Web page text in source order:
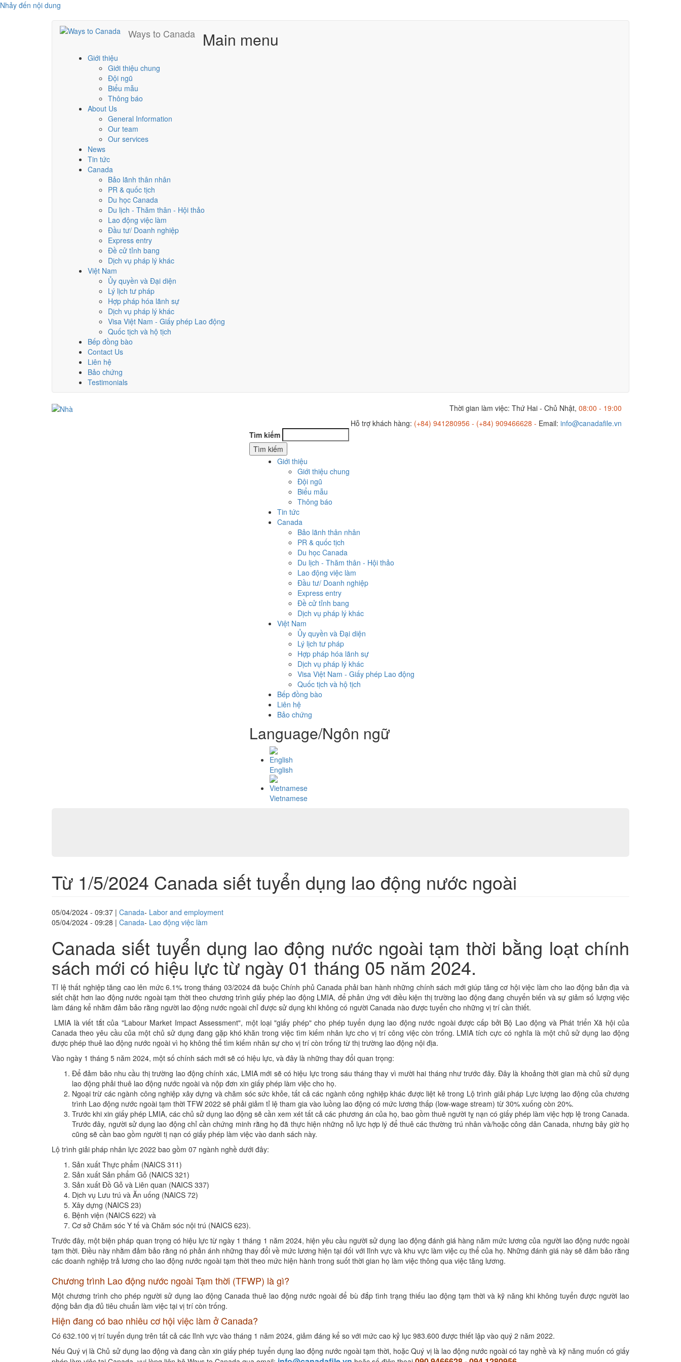
Nhảy đến nội dung
Ways to Canada Main menu
Giới thiệu
Giới thiệu chung
Đội ngũ
Biểu mẫu
Thông báo
About Us
General Information
Our team
Our services
News
Tin tức
Canada
Bảo lãnh thân nhân
PR & quốc tịch
Du học Canada
Du lịch - Thăm thân - Hội thảo
Lao động việc làm
Đầu tư/ Doanh nghiệp
Express entry
Đề cử tỉnh bang
Dịch vụ pháp lý khác
Việt Nam
Ủy quyền và Đại diện
Lý lịch tư pháp
Hợp pháp hóa lãnh sự
Dịch vụ pháp lý khác
Visa Việt Nam - Giấy phép Lao động
Quốc tịch và hộ tịch
Bếp đồng bào
Contact Us
Liên hệ
Bảo chứng
Testimonials
Thời gian làm việc: Thứ Hai - Chủ Nhật, 08:00 - 19:00
Hỗ trợ khách hàng: (+84) 941280956 - (+84) 909466628 - Email: info@canadafile.vn
Tìm kiếm
Giới thiệu
Giới thiệu chung
Đội ngũ
Biểu mẫu
Thông báo
Tin tức
Canada
Bảo lãnh thân nhân
PR & quốc tịch
Du học Canada
Du lịch - Thăm thân - Hội thảo
Lao động việc làm
Đầu tư/ Doanh nghiệp
Express entry
Đề cử tỉnh bang
Dịch vụ pháp lý khác
Việt Nam
Ủy quyền và Đại diện
Lý lịch tư pháp
Hợp pháp hóa lãnh sự
Dịch vụ pháp lý khác
Visa Việt Nam - Giấy phép Lao động
Quốc tịch và hộ tịch
Bếp đồng bào
Liên hệ
Bảo chứng
Language/Ngôn ngữ
English
Vietnamese
Từ 1/5/2024 Canada siết tuyển dụng lao động nước ngoài
05/04/2024 - 09:37 | Canada- Labor and employment
05/04/2024 - 09:28 | Canada- Lao động việc làm
Canada siết tuyển dụng lao động nước ngoài tạm thời bằng loạt chính
sách mới có hiệu lực từ ngày 01 tháng 05 năm 2024.
Tỉ lệ thất nghiệp tăng cao lên mức 6.1% trong tháng 03/2024 đã buộc Chính phủ Canada phải ban hành những chính sách mới giúp tăng cơ hội việc làm cho lao động bản địa và
siết chặt hơn lao động nước ngoài tạm thời theo chương trình giấy phép lao động LMIA, để phản ứng với điều kiện thị trường lao động đang chuyển biến và sự giảm số lượng việc
làm đáng kể nhằm đảm bảo rằng người lao động nước ngoài chỉ được sử dụng khi không có người Canada nào được tuyển cho những vị trí cần thiết.
LMIA là viết tắt của "Labour Market Impact Assessment", một loại "giấy phép" cho phép tuyển dụng lao động nước ngoài được cấp bởi Bộ Lao động và Phát triển Xã hội của
Canada theo yêu cầu của một chủ sử dụng đang gặp khó khăn trong việc tìm kiếm nhân lực cho vị trí công việc còn trống. LMIA tích cực có nghĩa là một chủ sử dụng lao động
được phép thuê lao động nước ngoài vì họ không thể tìm kiếm nhân sự cho vị trí còn trống từ thị trường lao động nội địa.
Vào ngày 1 tháng 5 năm 2024, một số chính sách mới sẽ có hiệu lực, và đây là những thay đổi quan trọng:
Để đảm bảo nhu cầu thị trường lao động chính xác, LMIA mới sẽ có hiệu lực trong sáu tháng thay vì mười hai tháng như trước đây. Đây là khoảng thời gian mà chủ sử dụng
lao động phải thuê lao động nước ngoài và nộp đơn xin giấy phép làm việc cho họ.
Ngoại trừ các ngành công nghiệp xây dựng và chăm sóc sức khỏe, tất cả các ngành công nghiệp khác được liệt kê trong Lộ trình giải pháp Lực lượng lao động của chương
trình Lao động nước ngoài tạm thời TFW 2022 sẽ phải giảm tỉ lệ tham gia vào luồng lao động có mức lương thấp (low-wage stream) từ 30% xuống còn 20%.
Trước khi xin giấy phép LMIA, các chủ sử dụng lao động sẽ cần xem xét tất cả các phương án của họ, bao gồm thuê người tỵ nạn có giấy phép làm việc hợp lệ trong Canada.
Trước đây, người sử dụng lao động chỉ cần chứng minh rằng họ đã thực hiện những nỗ lực hợp lý để thuê các thường trú nhân và/hoặc công dân Canada, nhưng bây giờ họ
cũng sẽ cần bao gồm người tị nạn có giấy phép làm việc vào danh sách này.
Lộ trình giải pháp nhân lực 2022 bao gồm 07 ngành nghề dưới đây:
Sản xuất Thực phẩm (NAICS 311)
Sản xuất Sản phẩm Gỗ (NAICS 321)
Sản xuất Đồ Gỗ và Liên quan (NAICS 337)
Dịch vụ Lưu trú và Ăn uống (NAICS 72)
Xây dựng (NAICS 23)
Bệnh viện (NAICS 622) và
Cơ sở Chăm sóc Y tế và Chăm sóc nội trú (NAICS 623).
Trước đây, một biện pháp quan trọng có hiệu lực từ ngày 1 tháng 1 năm 2024, hiện yêu cầu người sử dụng lao động đánh giá hàng năm mức lương của người lao động nước ngoài
tạm thời. Điều này nhằm đảm bảo rằng nó phản ánh những thay đổi về mức lương hiện tại đối với lĩnh vực và khu vực làm việc cụ thể của họ. Những đánh giá này sẽ đảm bảo rằng
các doanh nghiệp trả lương cho lao động nước ngoài tạm thời theo mức hiện hành trong suốt thời gian họ làm việc thông qua việc tăng lương.
Chương trình Lao động nước ngoài Tạm thời (TFWP) là gì?
Một chương trình cho phép người sử dụng lao động Canada thuê lao động nước ngoài để bù đắp tình trạng thiếu lao động tạm thời và kỹ năng khi không tuyển được người lao
động bản địa đủ tiêu chuẩn làm việc tại vị trí còn trống.
Hiện đang có bao nhiêu cơ hội việc làm ở Canada?
Có 632.100 vị trí tuyển dụng trên tất cả các lĩnh vực vào tháng 1 năm 2024, giảm đáng kể so với mức cao kỷ lục 983.600 được thiết lập vào quý 2 năm 2022.
Nếu Quý vị là Chủ sử dụng lao động và đang cần xin giấy phép tuyển dụng lao động nước ngoài tạm thời, hoặc Quý vị là lao động nước ngoài có tay nghề và kỹ năng muốn có giấy